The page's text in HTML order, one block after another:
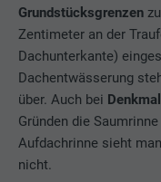
Grundstücksgrenzen
Zentimeter an der
Dachunterkante)
Dachentwässerung
über. Auch bei
Gründen die
Aufdachrinne sieht
nicht.